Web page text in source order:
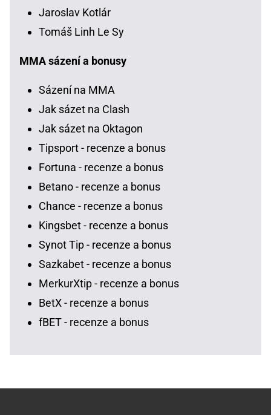
Jaroslav Kotlár
Tomáš Linh Le Sy
MMA sázení a bonusy
Sázení na MMA
Jak sázet na Clash
Jak sázet na Oktagon
Tipsport - recenze a bonus
Fortuna - recenze a bonus
Betano - recenze a bonus
Chance - recenze a bonus
Kingsbet - recenze a bonus
Synot Tip - recenze a bonus
Sazkabet - recenze a bonus
MerkurXtip - recenze a bonus
BetX - recenze a bonus
fBET - recenze a bonus